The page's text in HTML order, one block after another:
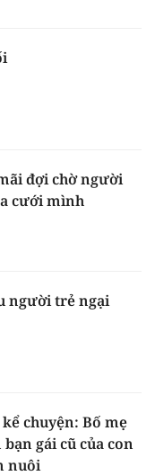
đợi chờ người
cưới mình
người trẻ ngại
chuyện: Bố mẹ
gái cũ của con
nuôi